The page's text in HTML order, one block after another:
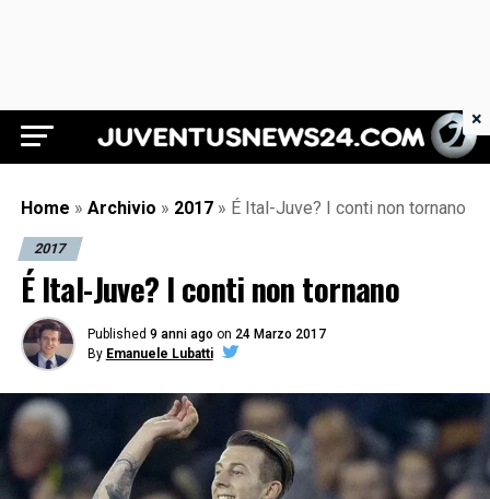
Juventus News 24
Home » Archivio » 2017 » É Ital-Juve? I conti non tornano
2017
É Ital-Juve? I conti non tornano
Published 9 anni ago on 24 Marzo 2017
By Emanuele Lubatti
×